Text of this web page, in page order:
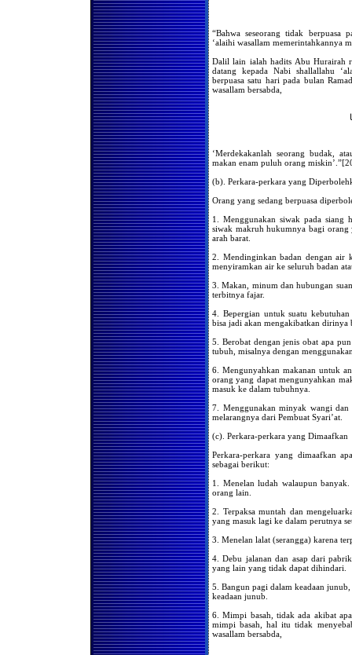
Shalat Bersama Imam, Tapi
Lupa Berapa Rakaat Yang
Telah Dikerjakan
Hukum Shalat di Belakang
Orang yang Menulis
Tamimah Untuk Orang Lain
Hukum Shalat di Belakang
Orang yang Berinteraksi
Dengan Tamimah dan Sihir
Mengumumkan Barang
Hilang Di Dalam Masjid,
Bolehkah?
Seputar Posisi Makam Nabi
Shallallahu 'Alaihi Wasallam
Di Masjid Nabawi
Shalatnya Penjaga
Piket/Satpam
Hukum Membaca Al-Qur'an
Dalam Shalat Secara
Berurutan
Haruskah Imam Menunggu
Makmum Masbuk Ketika
Ruku
Shalat Dengan Mengenakan
Pakaian Transparan
Hukum Pergi Ke Masjid
Yang Jauh Agar Bisa Shalat
Di Belakang Imam Yang
Bagus Bacaannya
Sahkah Shalat Di Belakang
Imam Yang Bacaanya Tidak
Bagus?
HUKUM BACAAN AL-
QUR'AN SEBELUM
ADZAN JUM'AT
Meluruskan Barisan
Hukumnya Sunat
Shalatnya Piket Penjaga /
Satpam
Shalat Fardhu Berma’mum
Kepada Orang Yang Shalat
Sunnat
Keengganan Para Sopir
Untuk Shalat Berjama'ah
Bacaan Al-Qur’an Dengan
Pengeras Suara Sebelum
Shalat Subuh
Hukum Menangguhkan
Shalat Hingga Malam Hari
Imam Menunggu Para
Ma’mum Ketika Ruku’
Mendengar Adzan Tetapi
Tidak Datang Ke Masjid
Menempatkan Dupa Di
Depan Orang-Orang Yang
Sedang Shalat
“Bahwa seseorang tidak berpuasa
‘alaihi wasallam memerintahkannya
Dalil lain ialah hadits Abu Hurairah
datang kepada Nabi shallallahu
berpuasa satu hari pada bulan
wasallam bersabda,
‘Merdekakanlah seorang budak,
makan enam puluh orang
(b). Perkara-perkara yang
Orang yang sedang berpuasa
1. Menggunakan siwak pada siang
siwak makruh hukumnya bagi orang
arah barat.
2. Mendinginkan badan dengan air
menyi­ramkan air ke seluruh badan
3. Makan, minum dan hubungan
terbitnya fajar.
4. Bepergian untuk suatu
bisa jadi akan mengakibatkan dirinya
5. Berobat dengan jenis obat apa
tubuh, misalnya dengan
6. Mengunyahkan makanan untuk
orang yang dapat mengunyahkan
masuk ke dalam tubuhnya.
7. Menggunakan minyak wangi
melarangnya dari Pembuat Syari’at.
(c). Perkara-perkara yang Dimaafkan
Perkara-perkara yang dimaafkan
sebagai berikut:
1. Menelan ludah walaupun
orang lain.
2. Terpaksa muntah dan
yang masuk lagi ke dalam perutnya
3. Menelan lalat (serangga) karena
4. Debu jalanan dan asap dari
yang lain yang tidak dapat dihindari.
5. Bangun pagi dalam keadaan
keadaan junub.
6. Mimpi basah, tidak ada akibat
mimpi basah, hal itu tidak
wasallam bersabda,